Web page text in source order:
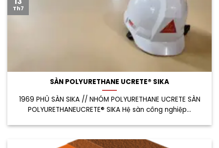
SÀN POLYURETHANE UCRETE® SIKA
1969 PHỦ SÀN SIKA // NHÓM POLYURETHANE UCRETE SÀN
POLYURETHANEUCRETE® SIKA Hệ sàn công nghiệp...
Th7